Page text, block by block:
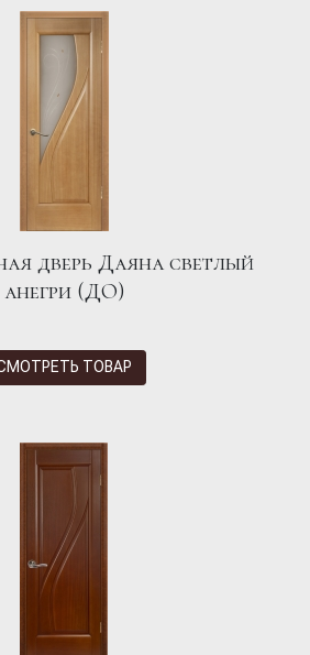
дверь Даяна светлый
анегри (ДО)
ТОВАР